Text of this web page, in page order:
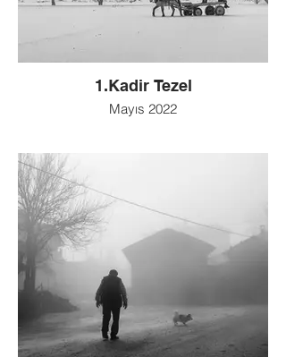
1.Kadir Tezel
Mayıs 2022